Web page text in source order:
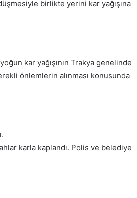
birlikte yerini kar yağışına
kar yağışının Trakya genelinde
önlemlerin alınması konusunda
karla kaplandı. Polis ve belediye